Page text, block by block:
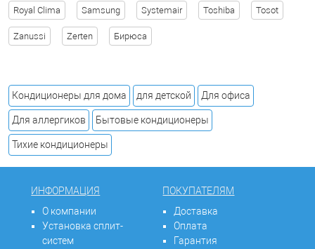
Royal Clima Samsung Systemair Toshiba Tosot
Zanussi Zerten Бирюса
Кондиционеры для дома для детской Для офиса
Для аллергиков Бытовые кондиционеры
Тихие кондиционеры
ИНФОРМАЦИЯ
О компании
Установка сплит-
систем
ПОКУПАТЕЛЯМ
Доставка
Оплата
Гарантия